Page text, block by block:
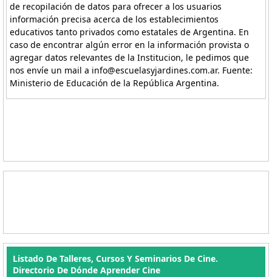
de recopilación de datos para ofrecer a los usuarios
información precisa acerca de los establecimientos
educativos tanto privados como estatales de Argentina. En
caso de encontrar algún error en la información provista o
agregar datos relevantes de la Institucion, le pedimos que
nos envíe un mail a info@escuelasyjardines.com.ar. Fuente:
Ministerio de Educación de la República Argentina.
Listado De Talleres, Cursos Y Seminarios De Cine.
Directorio De Dónde Aprender Cine